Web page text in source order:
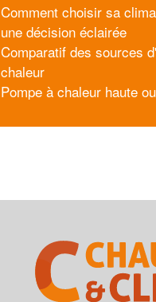
Comment choisir sa
une décision éclairée
Comparatif des sources
chaleur
Pompe à chaleur haute